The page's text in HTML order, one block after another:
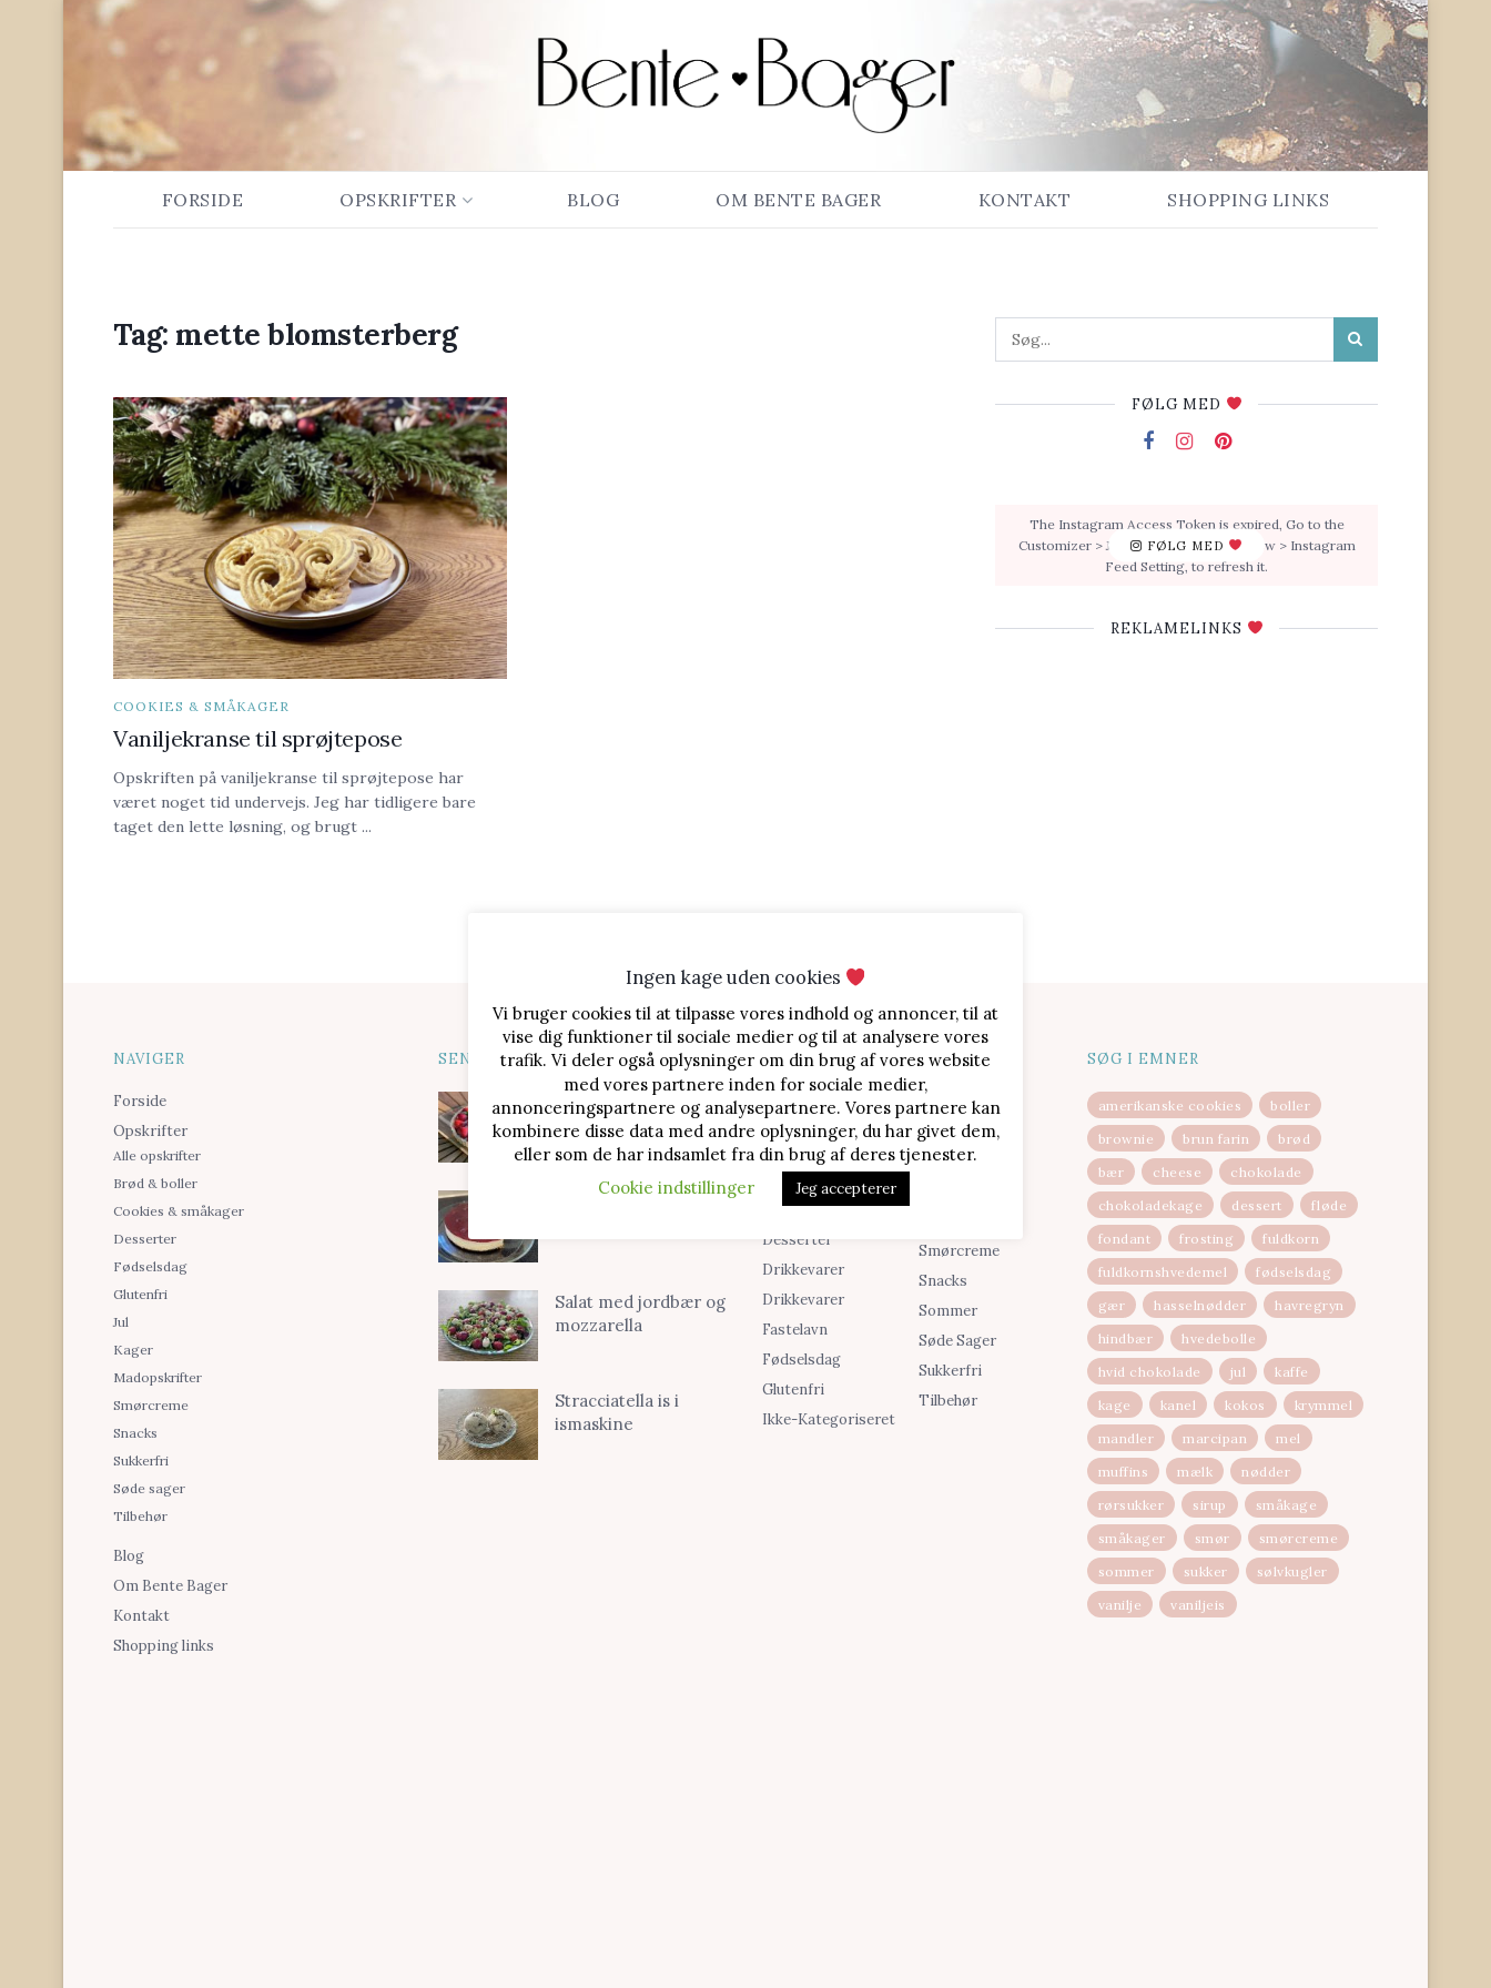
FORSIDE OPSKRIFTER BLOG OM BENTE BAGER KONTAKT SHOPPING LINKS
Tag: mette blomsterberg
COOKIES & SMÅKAGER
Vaniljekranse til sprøjtepose
Opskriften på vaniljekranse til sprøjtepose har
været noget tid undervejs. Jeg har tidligere bare
taget den lette løsning, og brugt ...
FØLG MED
FØLG MED
The Instagram Access Token is expired, Go to the
Customizer > JNews : Social, Like & View > Instagram
Feed Setting, to refresh it.
REKLAMELINKS
NAVIGER
Forside
Opskrifter
Alle opskrifter
Brød & boller
Cookies & småkager
Desserter
Fødselsdag
Glutenfri
Jul
Kager
Madopskrifter
Smørcreme
Snacks
Sukkerfri
Søde sager
Tilbehør
Blog
Om Bente Bager
Kontakt
Shopping links
SENESTE OPSKRIFTER
Jordbærtærte med
mascarponecreme
Salat med jordbær og
mozzarella
Stracciatella is i
ismaskine
SØG I KATEGORIER
Alle Opskrifter
Blog
Brød & Boller
Cookies &
Småkager
Desserter
Drikkevarer
Drikkevarer
Fastelavn
Fødselsdag
Glutenfri
Ikke-Kategoriseret
Is
Jul
Kager
Smørcreme
Snacks
Sommer
Søde Sager
Sukkerfri
Tilbehør
SØG I EMNER
amerikanske cookies
boller
brownie
brun farin
brød
bær
cheese
chokolade
chokoladekage
dessert
fløde
fondant
frosting
fuldkorn
fuldkornshvedemel
fødselsdag
gær
hasselnødder
havregryn
hindbær
hvedebolle
hvid chokolade
jul
kaffe
kage
kanel kokos
krymmel
mandler
marcipan
mel
muffins
mælk
nødder
rørsukker
sirup
småkage
småkager
smør
smørcreme
sommer
sukker
sølvkugler
vanilje
vaniljeis
Ingen kage uden cookies
Vi bruger cookies til at tilpasse vores indhold og annoncer, til at
vise dig funktioner til sociale medier og til at analysere vores
trafik. Vi deler også oplysninger om din brug af vores website
med vores partnere inden for sociale medier,
annonceringspartnere og analysepartnere. Vores partnere kan
kombinere disse data med andre oplysninger, du har givet dem,
eller som de har indsamlet fra din brug af deres tjenester.
Cookie indstillinger
Jeg accepterer